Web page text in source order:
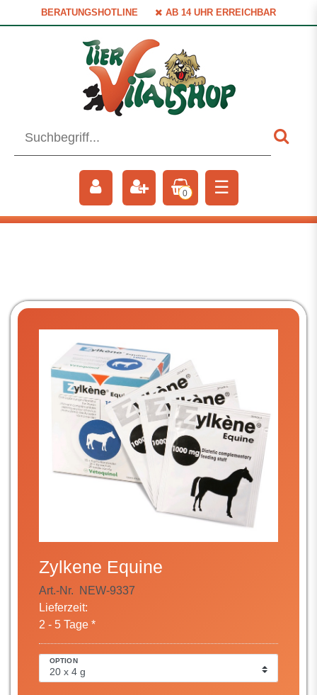
BERATUNGSHOTLINE AB 14 UHR ERREICHBAR
0 ☰
Zylkene Equine
Art.-Nr.
NEW-9337
Lieferzeit:
2 - 5 Tage *
OPTION